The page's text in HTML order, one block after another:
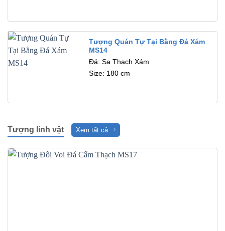
Tượng Quán Tự Tại Bằng Đá Xám
MS14
Đá: Sa Thạch Xám
Size: 180 cm
Tượng linh vật Xem tất cả